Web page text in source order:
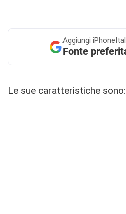
Aggiungi
Fonte
Le sue caratteristiche sono: